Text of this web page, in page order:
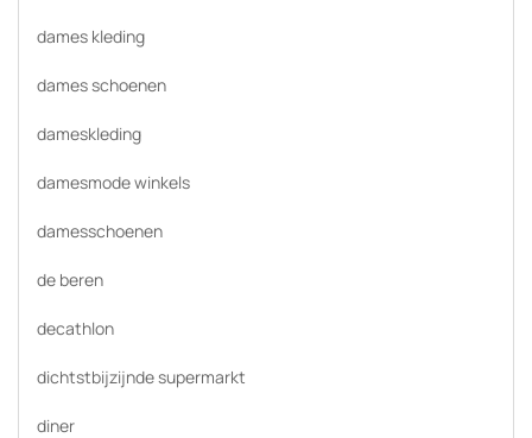
dames kleding
dames schoenen
dameskleding
damesmode winkels
damesschoenen
de beren
decathlon
dichtstbijzijnde supermarkt
diner